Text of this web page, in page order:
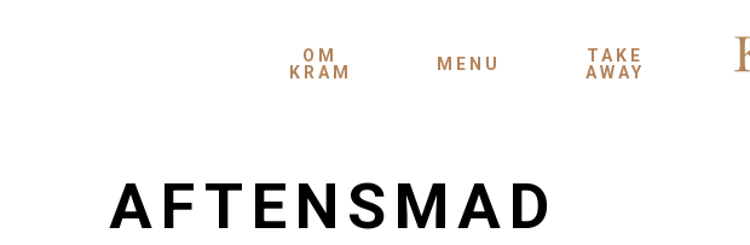
OM
KRAM
MENU
TAKE
AWAY
AFTENSMAD